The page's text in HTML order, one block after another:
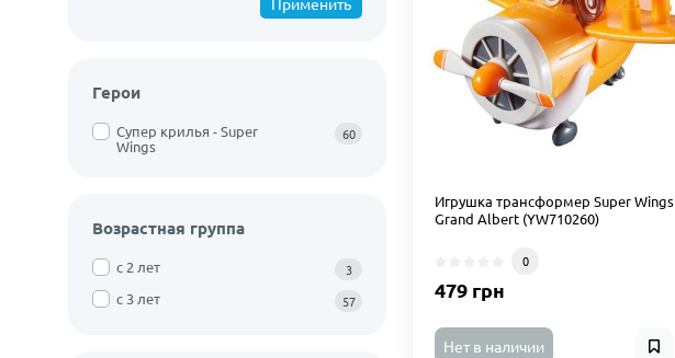
Герои
Супер крилья - Super
Wings
60
Возрастная группа
с 2 лет 3
с 3 лет 57
Игрушка трансформер Super Wings
Grand Albert (YW710260)
0
479 грн
Нет в наличии